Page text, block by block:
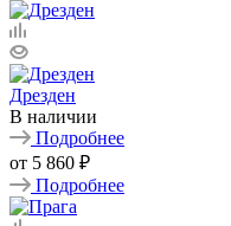
Дрезден
В наличии
Подробнее
от 5 860 ₽
Подробнее